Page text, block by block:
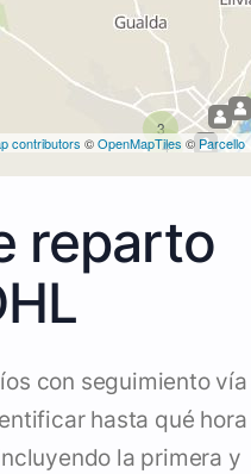
4
3
contributors ©OpenMapTiles © Parcello
reparto
con seguimiento vía
hasta qué hora
la primera y